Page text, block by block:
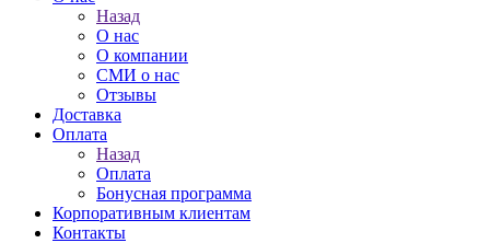
Назад
О нас
О компании
СМИ о нас
Отзывы
Доставка
Оплата
Назад
Оплата
Бонусная программа
Корпоративным клиентам
Контакты